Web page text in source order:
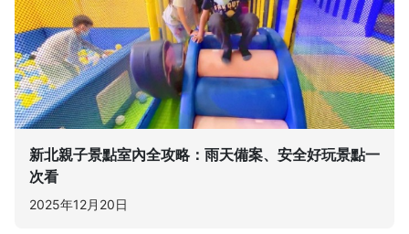
新北親子景點室內全攻略：雨天備案、安全好玩景點一
次看
2025年12月20日